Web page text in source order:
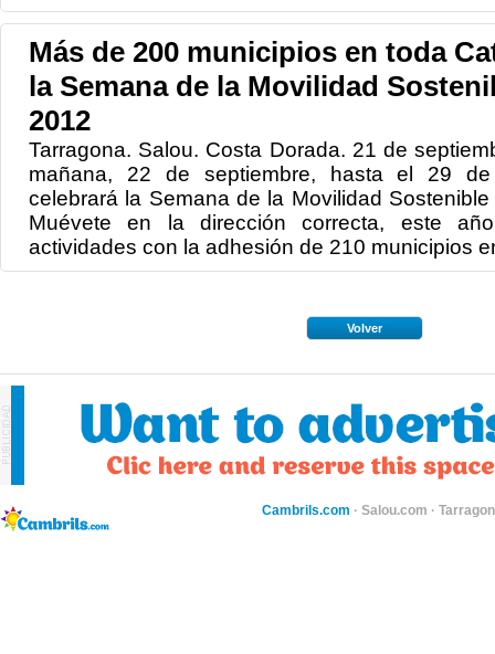
Más de 200 municipios en toda
la Semana de la Movilidad
2012
Tarragona. Salou. Costa Dorada. 21 de
mañana, 22 de septiembre, hasta el 29 de
celebrará la Semana de la Movilidad
Muévete en la dirección correcta, este
actividades con la adhesión de 210 municipios
Volver
Cambrils.com · Salou.com ·